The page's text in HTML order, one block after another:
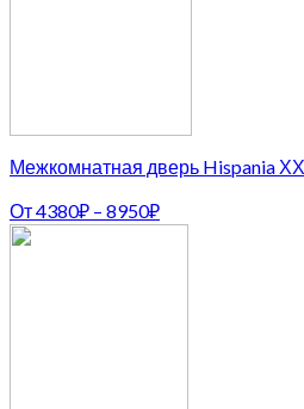
Межкомнатная дверь Hispania
От4380₽ – 8950₽